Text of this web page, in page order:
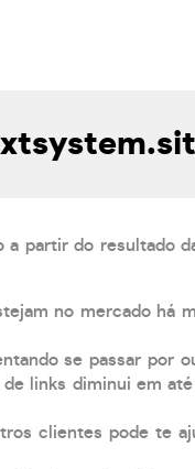
partir do resultado
no mercado há
se passar por
links diminui em
clientes pode te